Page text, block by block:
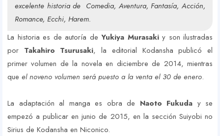
excelente historia de Comedia, Aventura, Fantasía, Acción,
Romance, Ecchi, Harem.
La historia es de autoría de Yukiya Murasakiy son ilustradas
por Takahiro Tsurusaki, la editorial Kodansha publicó el
primer volumen de la novela en diciembre de 2014, mientras
que el noveno volumen será puesto a la venta el 30 de enero.
La adaptación al manga es obra de Naoto Fukuda y se
empezó a publicar en junio de 2015, en la sección Suiyobi no
Sirius de Kodansha en Niconico.